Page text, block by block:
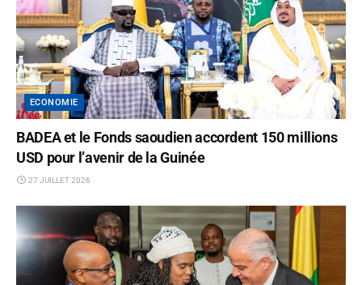
ECONOMIE
BADEA et le Fonds saoudien accordent 150 millions
USD pour l’avenir de la Guinée
27 JUILLET 2026